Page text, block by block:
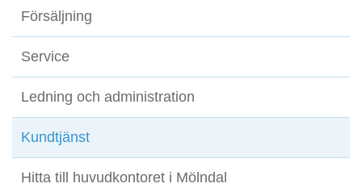
Försäljning
Service
Ledning och administration
Kundtjänst
Hitta till huvudkontoret i Mölndal